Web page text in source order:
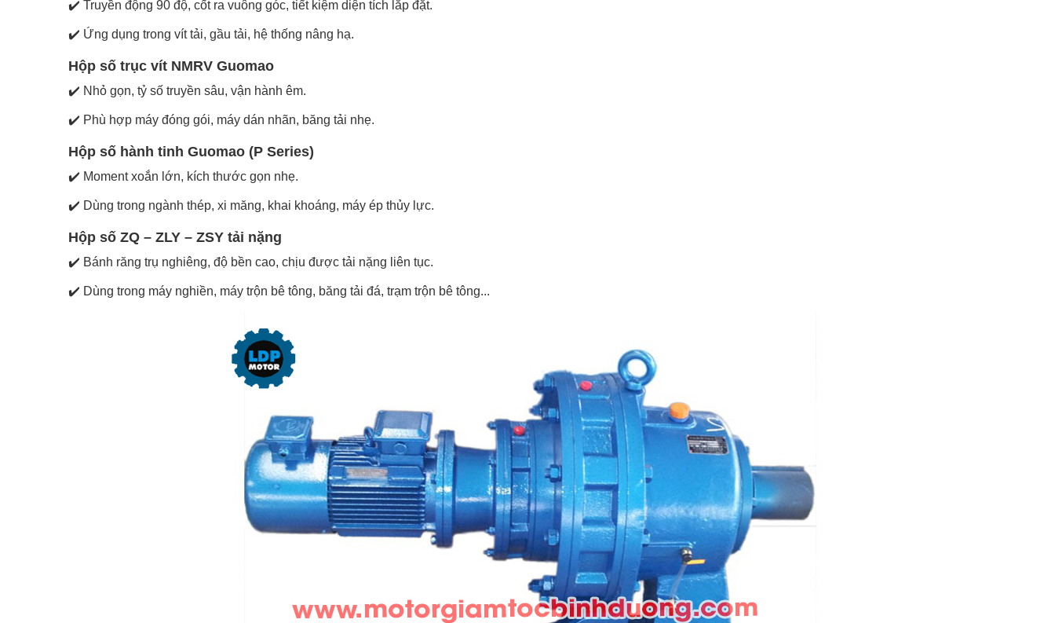
✔️ Truyền động 90 độ, cốt ra vuông góc, tiết kiệm diện tích lắp đặt.
✔️ Ứng dụng trong vít tải, gầu tải, hệ thống nâng hạ.
Hộp số trục vít NMRV Guomao
✔️ Nhỏ gọn, tỷ số truyền sâu, vận hành êm.
✔️ Phù hợp máy đóng gói, máy dán nhãn, băng tải nhẹ.
Hộp số hành tinh Guomao (P Series)
✔️ Moment xoắn lớn, kích thước gọn nhẹ.
✔️ Dùng trong ngành thép, xi măng, khai khoáng, máy ép thủy lực.
Hộp số ZQ – ZLY – ZSY tải nặng
✔️ Bánh răng trụ nghiêng, độ bền cao, chịu được tải nặng liên tục.
✔️ Dùng trong máy nghiền, máy trộn bê tông, băng tải đá, trạm trộn bê tông...